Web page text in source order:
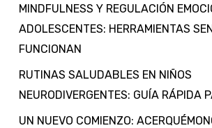
MINDFULNESS Y REGULACIÓN
ADOLESCENTES: HERRAMIENTAS
FUNCIONAN
RUTINAS SALUDABLES EN NIÑOS
NEURODIVERGENTES: GUÍA RÁPIDA
UN NUEVO COMIENZO: